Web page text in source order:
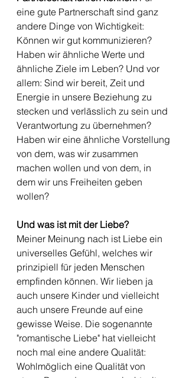
eine gute Partnerschaft sind ganz
andere Dinge von Wichtigkeit:
Können wir gut kommunizieren?
Haben wir ähnliche Werte und
ähnliche Ziele im Leben? Und vor
allem: Sind wir bereit, Zeit und
Energie in unsere Beziehung zu
stecken und verlässlich zu sein und
Verantwortung zu übernehmen?
Haben wir eine ähnliche Vorstellung
von dem, was wir zusammen
machen wollen und von dem, in
dem wir uns Freiheiten geben
wollen?
Und was ist mit der Liebe?
Meiner Meinung nach ist Liebe ein
universelles Gefühl, welches wir
prinzipiell für jeden Menschen
empfinden können. Wir lieben ja
auch unsere Kinder und vielleicht
auch unsere Freunde auf eine
gewisse Weise. Die sogenannte
"romantische Liebe" hat vielleicht
noch mal eine andere Qualität:
Wohlmöglich eine Qualität von